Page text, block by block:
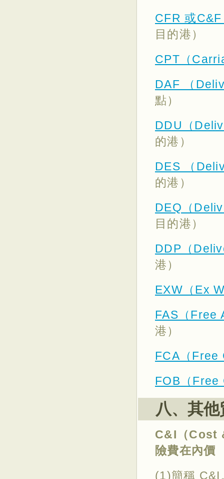
CFR 或
目的港）
CPT（
DAF （
點）
DDU（
的港）
DES （
的港）
DEQ（
目的港）
DDP（
港）
EXW（Ex
FAS（Free
港）
FCA（Free
FOB（Free
八、其
C&I（Cost
險費在內價
(1)簡稱 C&I